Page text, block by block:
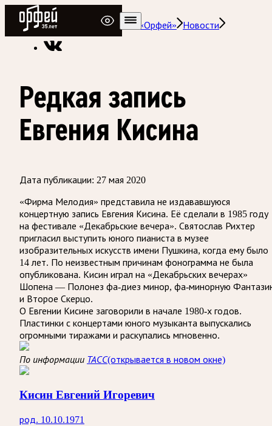
Радио Орфей
Радио классической музыки «Орфей»
Новости
Редкая запись
Евгения Кисина
Дата публикации: 27 мая 2020
«Фирма Мелодия» представила не издававшуюся
концертную запись Евгения Кисина. Её сделали в 1985 году
на фестивале «Декабрьские вечера». Святослав Рихтер
пригласил выступить юного пианиста в музее
изобразительных искусств имени Пушкина, когда ему было
14 лет. По неизвестным причинам фонограмма не была
опубликована. Кисин играл на «Декабрьских вечерах»
Шопена — Полонез фа-диез минор, фа-минорную
и Второе Скерцо.
О Евгении Кисине заговорили в начале 1980-х годов.
Пластинки с концертами юного музыканта выпускались
огромными тиражами и раскупались мгновенно.
По информации ТАСС(открывается в новом окне)
Кисин Евгений Игоревич
род. 10.10.1971